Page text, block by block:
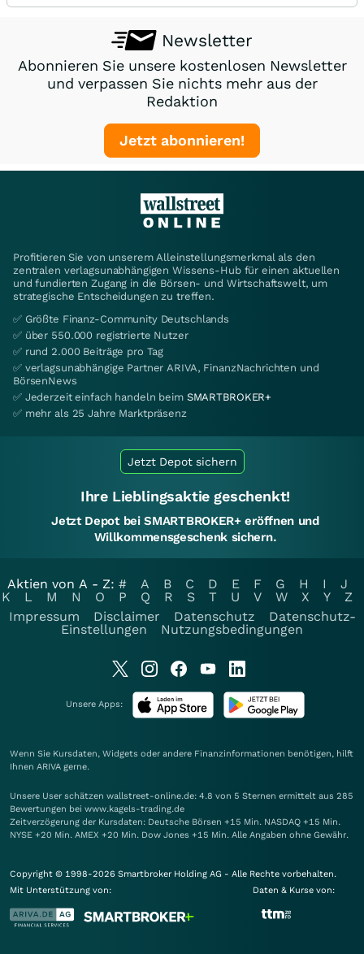
Newsletter
Abonnieren Sie unsere kostenlosen Newsletter
und verpassen Sie nichts mehr aus der
Redaktion
Jetzt abonnieren!
Profitieren Sie von unserem Alleinstellungsmerkmal als den
zentralen verlagsunabhängigen Wissens-Hub für einen aktuellen
und fundierten Zugang in die Börsen- und Wirtschaftswelt, um
strategische Entscheidungen zu treffen.
✅ Größte Finanz-Community Deutschlands
✅ über 550.000 registrierte Nutzer
✅ rund 2.000 Beiträge pro Tag
✅ verlagsunabhängige Partner ARIVA, FinanzNachrichten und
BörsenNews
✅ Jederzeit einfach handeln beim SMARTBROKER+
✅ mehr als 25 Jahre Marktpräsenz
Jetzt Depot sichern
Ihre Lieblingsaktie geschenkt!
Jetzt Depot bei SMARTBROKER+ eröffnen und
Willkommensgeschenk sichern.
Aktien von A - Z: # A B C D E F G H I
J
K
L M N O P Q R S T U V W X Y
Z
Impressum
Disclaimer Datenschutz
Datenschutz-
Einstellungen
Nutzungsbedingungen
Unsere Apps:
Wenn Sie Kursdaten, Widgets oder andere Finanzinformationen benötigen, hilft
Ihnen ARIVA gerne.
Unsere User schätzen wallstreet-online.de: 4.8 von 5 Sternen ermittelt aus 285
Bewertungen bei www.kagels-trading.de
Zeitverzögerung der Kursdaten: Deutsche Börsen +15 Min. NASDAQ +15 Min.
NYSE +20 Min. AMEX +20 Min. Dow Jones +15 Min. Alle Angaben ohne Gewähr.
Copyright © 1998-2026 Smartbroker Holding AG - Alle Rechte vorbehalten.
Mit Unterstützung von:
Daten & Kurse von: